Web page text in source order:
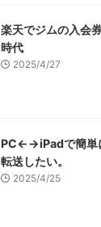
楽天でジムの入会
時代
2025/4/27
PC←→iPadで簡単
転送したい。
2025/4/25